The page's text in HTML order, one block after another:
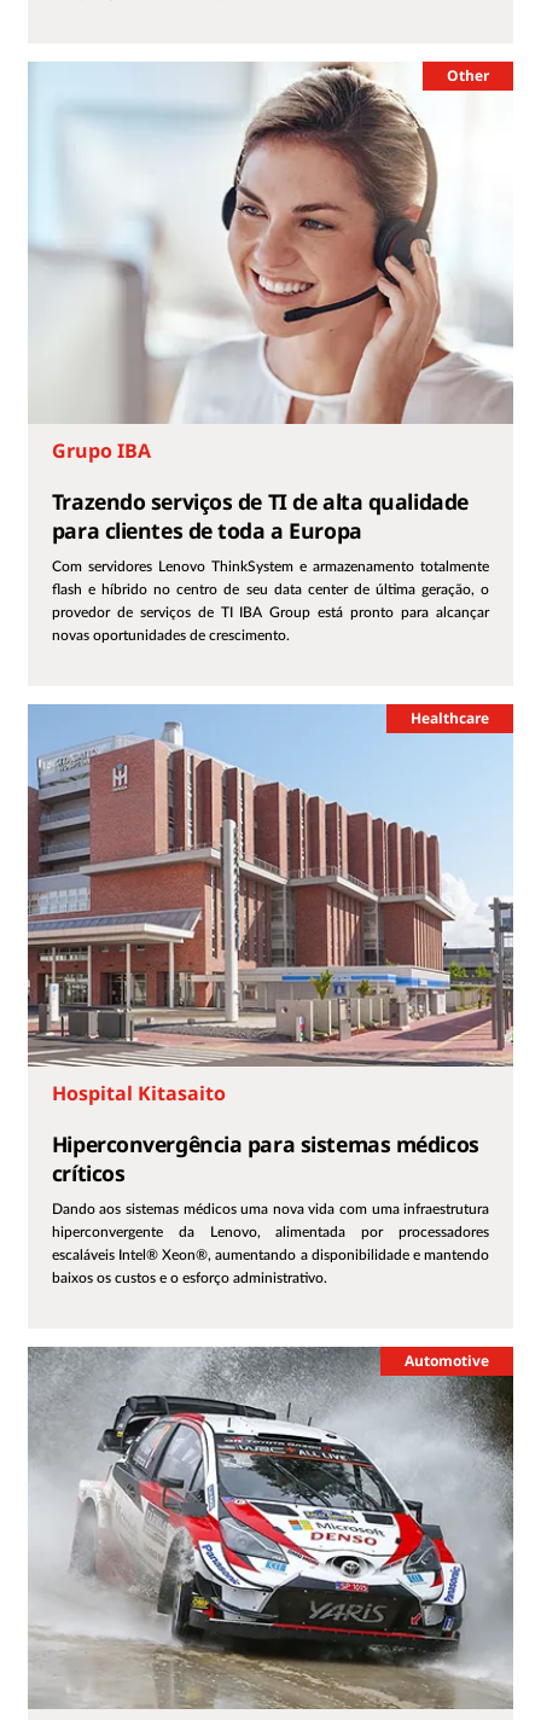
Other
Grupo IBA
Trazendo serviços de TI de alta qualidade
para clientes de toda a Europa
Com servidores Lenovo ThinkSystem e armazenamento totalmente
flash e híbrido no centro de seu data center de última geração, o
provedor de serviços de TI IBA Group está pronto para alcançar
novas oportunidades de crescimento.
Healthcare
Hospital Kitasaito
Hiperconvergência para sistemas médicos
críticos
Dando aos sistemas médicos uma nova vida com uma infraestrutura
hiperconvergente da Lenovo, alimentada por processadores
escaláveis Intel® Xeon®, aumentando a disponibilidade e mantendo
baixos os custos e o esforço administrativo.
Automotive